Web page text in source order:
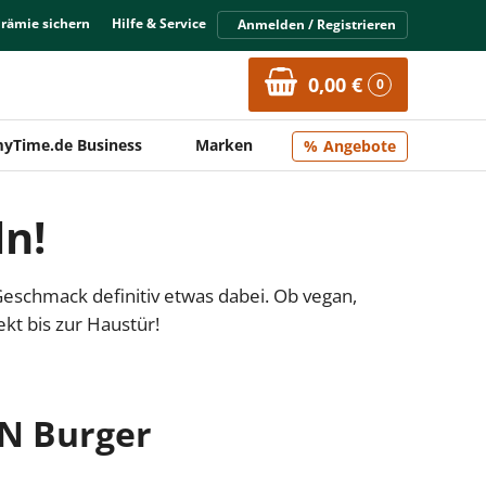
sichern Hilfe & Service Anmelden / Registrieren
0,00 € 0
Business Marken Angebote
definitiv etwas dabei. Ob vegan,
bis zur Haustür!
Burger